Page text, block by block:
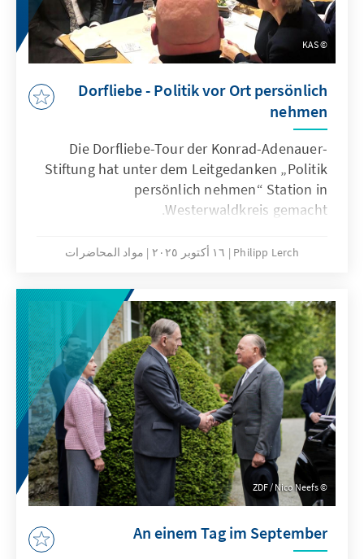
KAS
Dorfliebe - Politik vor Ort persönlich
nehmen
Die Dorfliebe-Tour der Konrad-Adenauer-
Stiftung hat unter dem Leitgedanken „Politik
persönlich nehmen“ Station in
Westerwaldkreis gemacht.
Philipp Lerch ١٦ أكتوبر ٢٠٢٥ مواد المحاضرات
ZDF / Nico Neefs
An einem Tag im September